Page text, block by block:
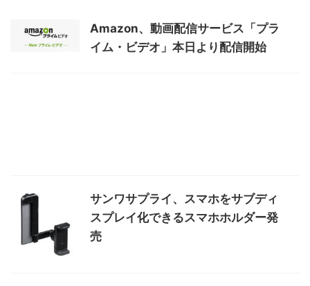
Amazon、動画配信サービス「プラ
イム・ビデオ」本日より配信開始
サンワサプライ、スマホをサブディ
スプレイ化できるスマホホルダー発
売